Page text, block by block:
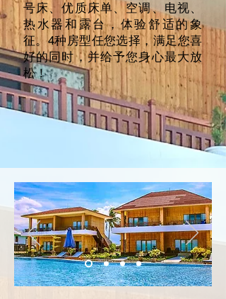
号床、优质床单、空调、电视、
热水器和露台，体验舒适的象
征。4种房型任您选择，满足您喜
好的同时，并给予您身心最大放
松！